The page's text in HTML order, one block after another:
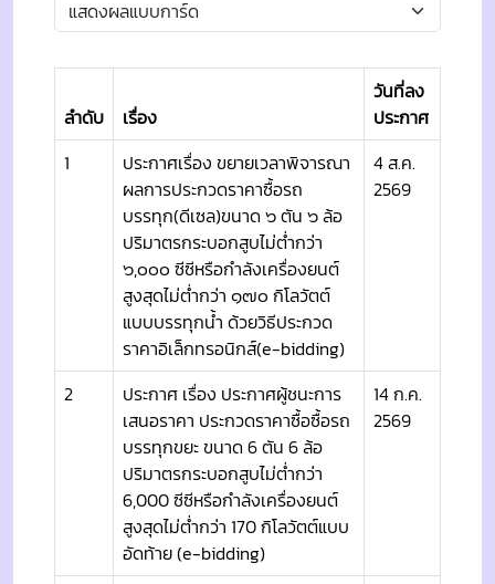
ลำดับ เรื่อง
วันที่ลง
ประกาศ
1
ประกาศเรื่อง ขยายเวลาพิจารณา
ผลการประกวดราคาซื้อรถ
บรรทุก(ดีเซล)ขนาด ๖ ตัน ๖ ล้อ
ปริมาตรกระบอกสูบไม่ต่ำกว่า
๖,๐๐๐ ซีซีหรือกำลังเครื่องยนต์
สูงสุดไม่ต่ำกว่า ๑๗๐ กิโลวัตต์
แบบบรรทุกน้ำ ด้วยวิธีประกวด
ราคาอิเล็กทรอนิกส์(e-bidding)
4 ส.ค.
2569
2
ประกาศ เรื่อง ประกาศผู้ชนะการ
เสนอราคา ประกวดราคาซื้อซื้อรถ
บรรทุกขยะ ขนาด 6 ตัน 6 ล้อ
ปริมาตรกระบอกสูบไม่ต่ำกว่า
6,000 ซีซีหรือกำลังเครื่องยนต์
สูงสุดไม่ต่ำกว่า 170 กิโลวัตต์แบบ
อัดท้าย (e-bidding)
14 ก.ค.
2569